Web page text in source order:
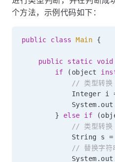
个方法，示例代码如下：
public class Main {
public static void
if
( object
// 类型转换
            Integer i
            System
. out
}
else if (
// 类型转换
            String s
=
// 替换字符
            System
. out